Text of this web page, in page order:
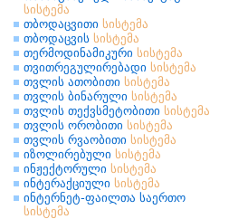
სისტემა
თბოდაცვითი სისტემა
თბოდაცვის სისტემა
თერმოდინამიკური სისტემა
თვითრეგულირებადი სისტემა
თვლის ათობითი სისტემა
თვლის ბინარული სისტემა
თვლის თექვსმეტობითი სისტემა
თვლის ორობითი სისტემა
თვლის რვაობითი სისტემა
იზოლირებული სისტემა
ინჟექტორული სისტემა
ინტერაქციული სისტემა
ინტერნეტ-ფაილთა საერთო
სისტემა